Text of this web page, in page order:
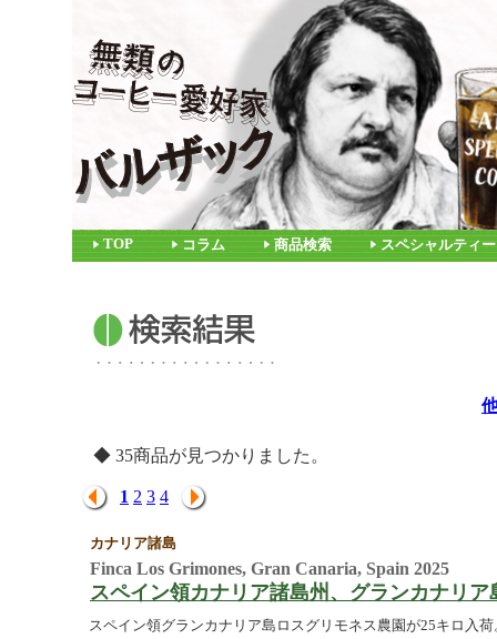
TOP コラム 商品検索 スペシャルティ
◆ 35商品が見つかりました。
1 2 3 4
カナリア諸島
Finca Los Grimones, Gran Canaria, Spain 2025
スペイン領カナリア諸島州、グランカナリ
スペイン領グランカナリア島ロスグリモネス農園が25キロ入荷